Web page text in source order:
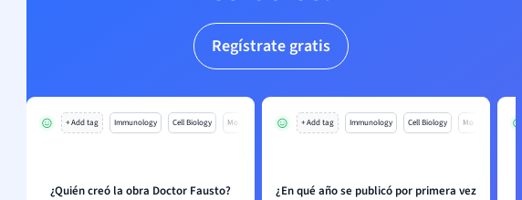
Regístrate gratis
+ Add tag Immunology Cell Biology Mo
¿Quién creó la obra Doctor Fausto?
+ Add tag Immunology Cell Biology Mo
¿En qué año se publicó por primera vez